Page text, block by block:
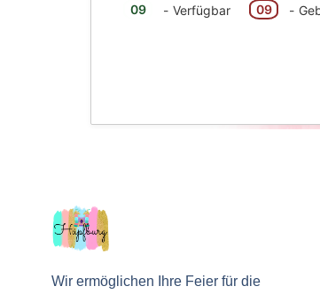
09 - Verfügbar 09 -
Wir ermöglichen Ihre Feier für die